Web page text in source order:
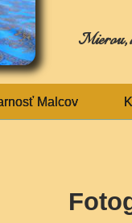
Mierou,
Malcov